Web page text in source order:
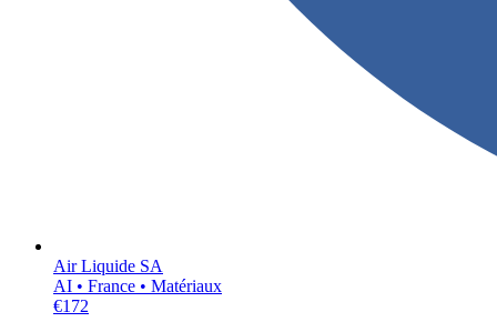
Air Liquide SA
AI • France • Matériaux
€172